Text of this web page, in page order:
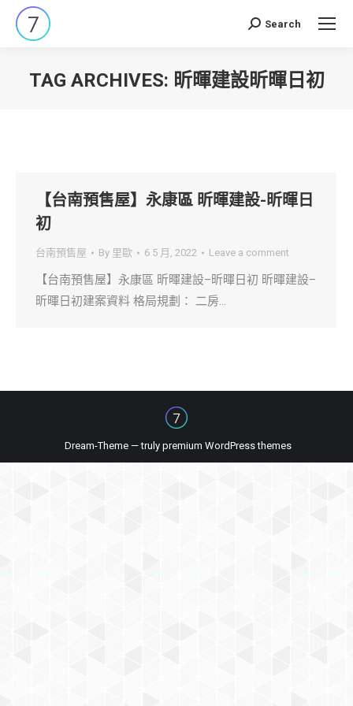
Search:
Search
TAG ARCHIVES: 昕暉建設昕暉日初
【台南預售屋】永康區 昕暉建設-昕暉日
初
台南預售屋 By 里歐 6 5 月, 2022 Leave a comment
【台南預售屋】永康區 昕暉建設–昕暉日初 昕暉建設–
昕暉日初建案資料 格局規劃： 二房…
Dream-Theme — truly premium WordPress themes